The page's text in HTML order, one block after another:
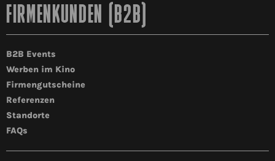
FIRMENKUNDEN (B2B)
B2B Events
Werben im Kino
Firmengutscheine
Referenzen
Standorte
FAQs